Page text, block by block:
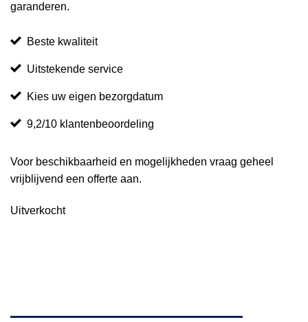
garanderen.
Beste kwaliteit
Uitstekende service
Kies uw eigen bezorgdatum
9,2/10 klantenbeoordeling
Voor beschikbaarheid en mogelijkheden vraag geheel
vrijblijvend een offerte aan.
Uitverkocht